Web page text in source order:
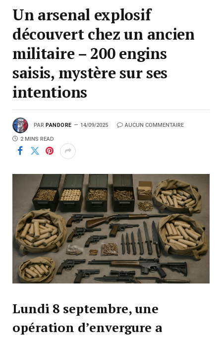
Un arsenal explosif
découvert chez un ancien
militaire – 200 engins
saisis, mystère sur ses
intentions
PAR PANDORE 14/09/2025 AUCUN COMMENTAIRE
2 MINS READ
Lundi 8 septembre, une
opération d’envergure a